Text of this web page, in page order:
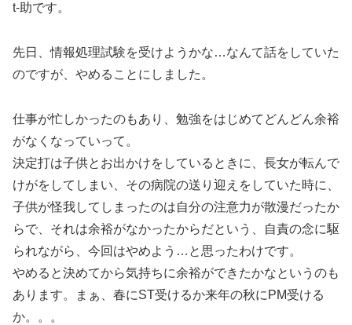
t-助です。
先日、情報処理試験を受けようかな…なんて話をしていた
のですが、やめることにしました。
仕事が忙しかったのもあり、勉強をはじめてどんどん余裕
がなくなっていって。
決定打は子供とお出かけをしているときに、長女が転んで
けがをしてしまい、その病院の送り迎えをしていた時に、
子供が怪我してしまったのは自分の注意力が散漫だったか
らで、それは余裕がなかったからだという、自責の念に駆
られながら、今回はやめよう…と思ったわけです。
やめると決めてから気持ちに余裕ができたかなというのも
あります。まぁ、春にST受けるか来年の秋にPM受ける
か。。。